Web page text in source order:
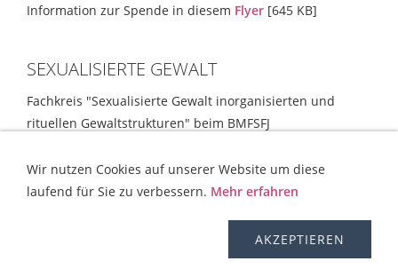
Information zur Spende in diesem Flyer [645 KB]
SEXUALISIERTE GEWALT
Fachkreis "Sexualisierte Gewalt inorganisierten und
rituellen Gewaltstrukturen" beim BMFSFJ
DISCLAIMER
Wir nutzen Cookies auf unserer Website um diese
laufend für Sie zu verbessern. Mehr erfahren
AKZEPTIEREN